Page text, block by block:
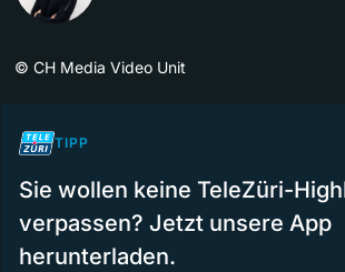
© CH Media Video Unit
TIPP
Sie wollen keine TeleZüri-
verpassen? Jetzt unsere App
herunterladen.